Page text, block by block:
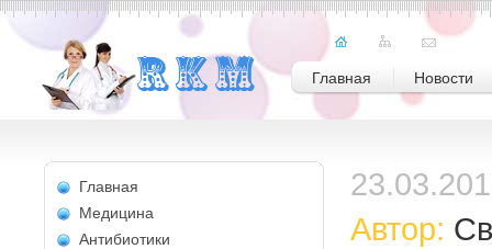
Главная Новости
Главная
Медицина
Антибиотики
Автор: